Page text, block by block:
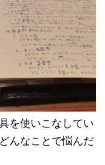
を使いこなしてい
んなことで悩んだ